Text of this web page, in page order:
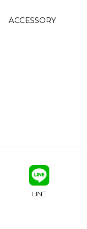
ACCESSORY
LINE